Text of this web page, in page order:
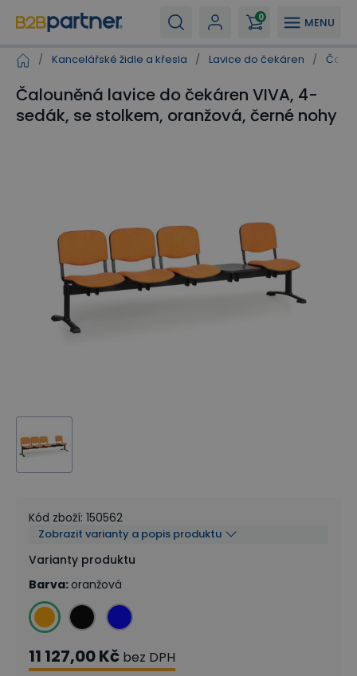
MENU
0
/ Kancelářské židle a křesla / Lavice do čekáren /
Čalouněná lavice do čekáren VIVA, 4-
sedák, se stolkem, oranžová, černé nohy
Kód zboží: 150562
Zobrazit varianty a popis produktu
Varianty produktu
Barva: oranžová
11 127,00 Kč bez DPH